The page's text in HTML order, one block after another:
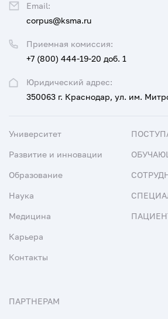
Юридический адрес:
350063 г. Краснодар, ул. им.
Приемная комиссия:
+7 (800) 444-19-20 доб. 1
Email:
corpus@ksma.ru
Университет
Развитие и инновации
Образование
Наука
Медицина
Карьера
Контакты
ПАРТНЕРАМ